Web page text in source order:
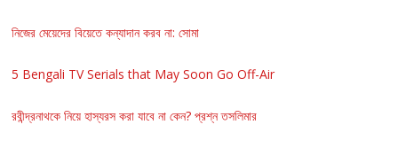
নিজের মেয়েদের বিয়েতে কন্যাদান করব না: সোমা
5 Bengali TV Serials that May Soon Go Off-Air
রবীন্দ্রনাথকে নিয়ে হাস্যরস করা যাবে না কেন? প্রশ্ন তসলিমার